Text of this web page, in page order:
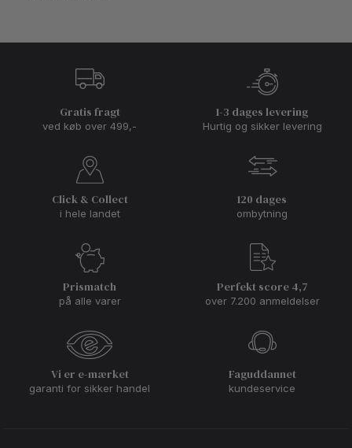
Gratis fragt
ved køb over 499,-
1-3 dages levering
Hurtig og sikker levering
Click & Collect
i hele landet
120 dages
ombytning
Prismatch
på alle varer
Perfekt score 4,7
over 7.200 anmeldelser
Vi er e-mærket
garanti for sikker handel
Faguddannet
kundeservice